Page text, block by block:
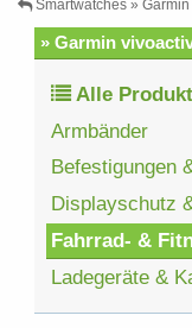
Smartwatches »
» Garmin
Alle
Armbänder
Befestigungen
Displayschutz
Fahrrad- &
Ladegeräte &